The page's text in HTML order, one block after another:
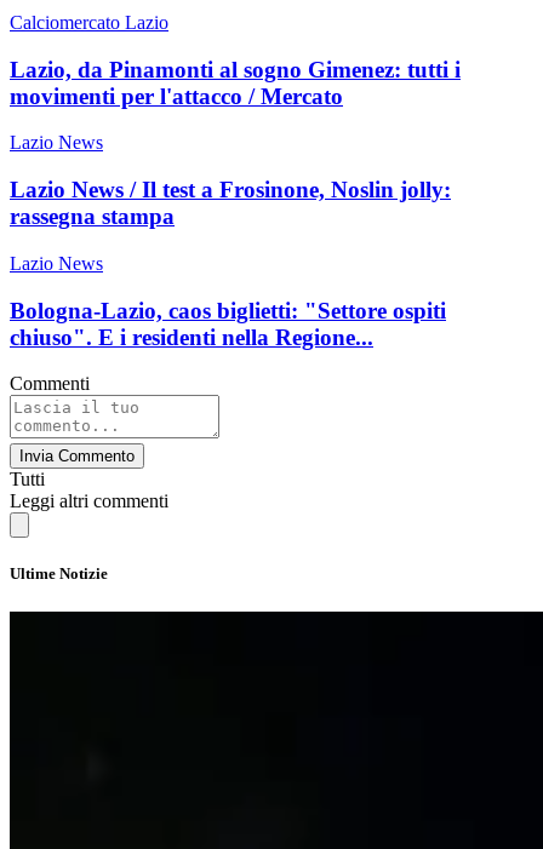
Calciomercato Lazio
Lazio, da Pinamonti al sogno Gimenez: tutti i
movimenti per l'attacco / Mercato
Lazio News
Lazio News / Il test a Frosinone, Noslin jolly:
rassegna stampa
Lazio News
Bologna-Lazio, caos biglietti: "Settore ospiti
chiuso". E i residenti nella Regione...
Commenti
Invia Commento
Tutti
Leggi altri commenti
Ultime Notizie